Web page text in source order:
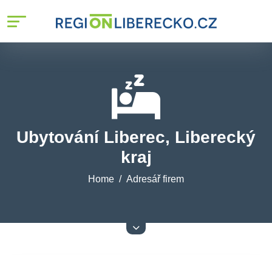
Ubytování Liberec, Liberecký
kraj
Home Adresář firem